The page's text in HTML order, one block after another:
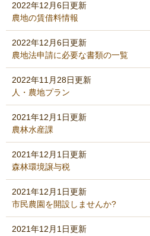
2022年12月6日更新
農地の賃借料情報
2022年12月6日更新
農地法申請に必要な書類の一覧
2022年11月28日更新
人・農地プラン
2021年12月1日更新
農林水産課
2021年12月1日更新
森林環境譲与税
2021年12月1日更新
市民農園を開設しませんか?
2021年12月1日更新